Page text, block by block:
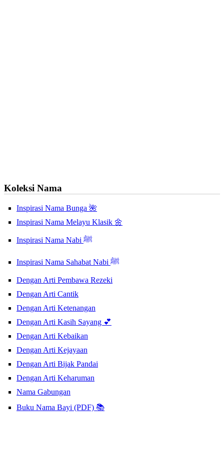
Koleksi Nama
Inspirasi Nama Bunga 🌺
Inspirasi Nama Melayu Klasik 🌼
Inspirasi Nama Nabi ﷺ
Inspirasi Nama Sahabat Nabi ﷺ
Dengan Arti Pembawa Rezeki
Dengan Arti Cantik
Dengan Arti Ketenangan
Dengan Arti Kasih Sayang 💕
Dengan Arti Kebaikan
Dengan Arti Kejayaan
Dengan Arti Bijak Pandai
Dengan Arti Keharuman
Nama Gabungan
Buku Nama Bayi (PDF) 📚